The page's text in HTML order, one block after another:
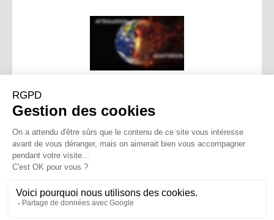
inutile.